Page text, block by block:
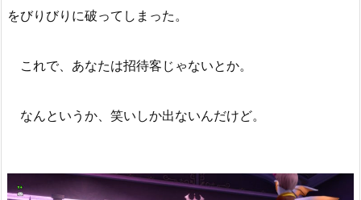
をびりびりに破ってしまった。
これで、あなたは招待客じゃないとか。
なんというか、笑いしか出ないんだけど。